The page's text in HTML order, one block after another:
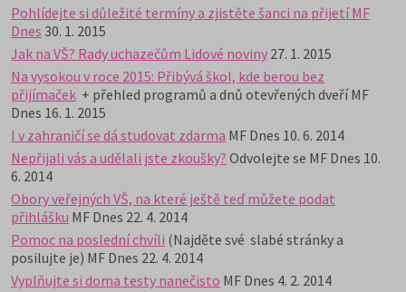
Pohlídejte si důležité termíny a zjistěte šanci na přijetí MF
Dnes 30. 1. 2015
Jak na VŠ? Rady uchazečům Lidové noviny 27. 1. 2015
Na vysokou v roce 2015: Přibývá škol, kde berou bez
přijímaček + přehled programů a dnů otevřených dveří MF
Dnes 16. 1. 2015
I v zahraničí se dá studovat zdarma MF Dnes 10. 6. 2014
Nepřijali vás a udělali jste zkoušky? Odvolejte se MF Dnes 10.
6. 2014
Obory veřejných VŠ, na které ještě teď můžete podat
přihlášku MF Dnes 22. 4. 2014
Pomoc na poslední chvíli (Najděte své slabé stránky a
posilujte je) MF Dnes 22. 4. 2014
Vyplňujte si doma testy nanečisto MF Dnes 4. 2. 2014